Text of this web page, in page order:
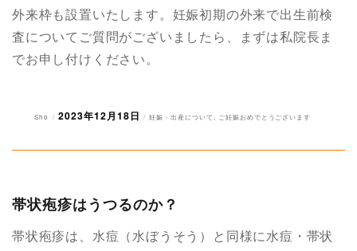
外来枠も設置いたします。妊娠初期の外来で出生前検
査についてご質問がございましたら、まずは私院長ま
でお申し付けください。
投
Sho
投
2023年12月18日
カ
妊娠・出産について ご妊娠おめでとうございます
帯状疱疹はうつるのか？
帯状疱疹は、水痘（水ぼうそう）と同様に水痘・帯状